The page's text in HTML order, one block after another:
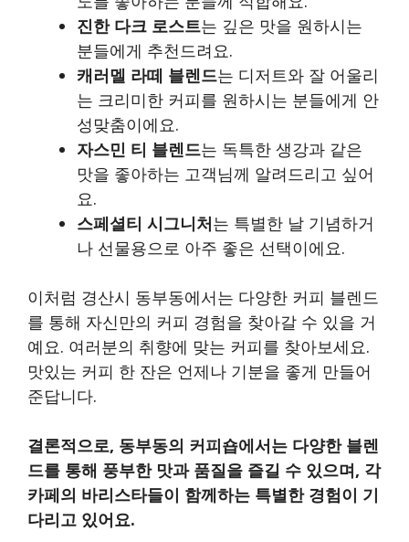
진한 다크 로스트는 깊은 맛을 원하시는
분들에게 추천드려요.
캐러멜 라떼 블렌드는 디저트와 잘 어울리
는 크리미한 커피를 원하시는 분들에게 안
성맞춤이에요.
자스민 티 블렌드는 독특한 생강과 같은
맛을 좋아하는 고객님께 알려드리고 싶어
요.
스페셜티 시그니처는 특별한 날 기념하거
나 선물용으로 아주 좋은 선택이에요.
이처럼 경산시 동부동에서는 다양한 커피 블렌드
를 통해 자신만의 커피 경험을 찾아갈 수 있을 거
예요. 여러분의 취향에 맞는 커피를 찾아보세요.
맛있는 커피 한 잔은 언제나 기분을 좋게 만들어
준답니다.
결론적으로, 동부동의 커피숍에서는 다양한 블렌
드를 통해 풍부한 맛과 품질을 즐길 수 있으며, 각
카페의 바리스타들이 함께하는 특별한 경험이 기
다리고 있어요.